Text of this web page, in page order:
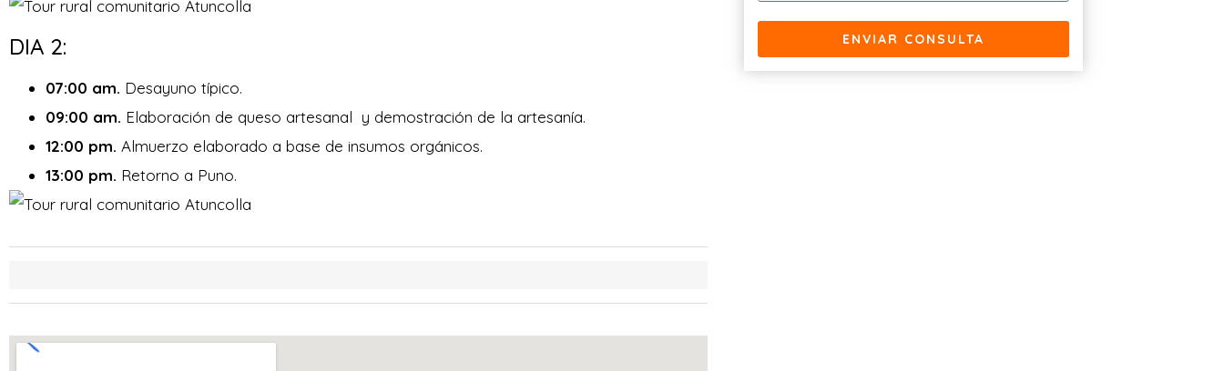
DIA 2:
07:00 am. Desayuno típico.
09:00 am. Elaboración de queso artesanal y demostración de la artesanía.
12:00 pm. Almuerzo elaborado a base de insumos orgánicos.
13:00 pm. Retorno a Puno.
ENVIAR CONSULTA